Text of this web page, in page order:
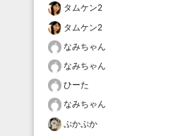
タムケン2
タムケン2
なみちゃん
なみちゃん
ひーた
なみちゃん
ぷかぷか